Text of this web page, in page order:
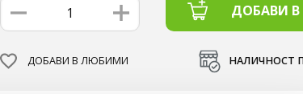
ДОБАВИ
ДОБАВИ В ЛЮБИМИ НАЛИЧНОСТ